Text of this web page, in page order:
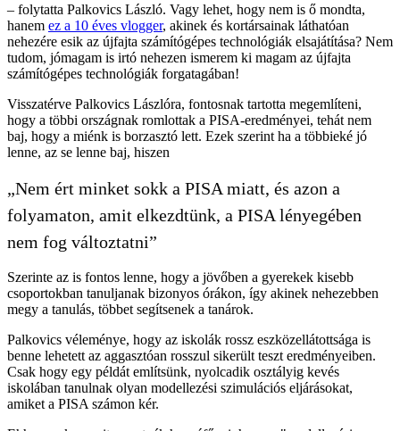
– folytatta Palkovics László. Vagy lehet, hogy nem is ő mondta,
hanem ez a 10 éves vlogger, akinek és kortársainak láthatóan
nehezére esik az újfajta számítógépes technológiák elsajátítása? Nem
tudom, jómagam is irtó nehezen ismerem ki magam az újfajta
számítógépes technológiák forgatagában!
Visszatérve Palkovics Lászlóra, fontosnak tartotta megemlíteni,
hogy a többi országnak romlottak a PISA-eredményei, tehát nem
baj, hogy a miénk is borzasztó lett. Ezek szerint ha a többieké jó
lenne, az se lenne baj, hiszen
„Nem ért minket sokk a PISA miatt, és azon a
folyamaton, amit elkezdtünk, a PISA lényegében
nem fog változtatni”
Szerinte az is fontos lenne, hogy a jövőben a gyerekek kisebb
csoportokban tanuljanak bizonyos órákon, így akinek nehezebben
megy a tanulás, többet segítsenek a tanárok.
Palkovics véleménye, hogy az iskolák rossz eszközellátottsága is
benne lehetett az aggasztóan rosszul sikerült teszt eredményeiben.
Csak hogy egy példát említsünk, nyolcadik osztályig kevés
iskolában tanulnak olyan modellezési szimulációs eljárásokat,
amiket a PISA számon kér.